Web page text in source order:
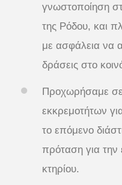
γνωστοποίηση
της Ρόδου, και
με ασφάλεια να
δράσεις στο
Προχωρήσαμε
εκκρεμοτήτων
το επόμενο
πρόταση για την
κτηρίου.